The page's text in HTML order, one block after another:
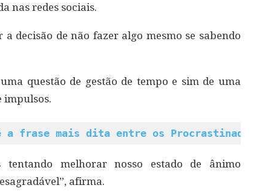
nas redes sociais.
decisão de não fazer algo mesmo se sabendo
questão de gestão de tempo e sim de uma
impulsos.
a frase mais dita entre os Procrastinadores
tentando melhorar nosso estado de ânimo
afirma.